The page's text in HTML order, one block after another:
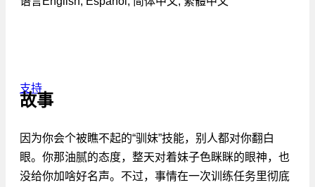
支持
故事
因为你会个被瞧不起的“驯妹”技能，别人都对你翻白
眼。你那油腻的态度，整天对着妹子色眯眯的眼神，也
没给你加啥好名声。不过，事情在一次训练任务里彻底